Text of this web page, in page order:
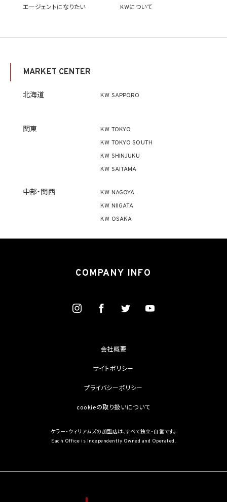
ず、利用目的の達成に必要な範囲を超えて個人情報を取り扱いません。但し、次の場合は
(1) 法令に基づく場合
(2) 人の生命、身体又は財産の保護のために必要がある場合であって、本人の同意を得
て、本人の同意を得ることが困難であるとき
行することに対して協力する必要がある場合であって、本人の同意を得ることにより当該
事務の遂行に支障を及ぼすおそれがあるとき
個人データを学術研究目的で取り扱う必要があるとき（当該個人データを取り扱う目的
ある場合を除きます。）。
4.2 当社は、違法又は不当な行為を助長し、又は誘発するおそれがある方法により個人
5. 個人情報の適正な取得
情報保護法第2条第3項に定義されるものを意味します。）を取得しません。
を学術研究目的で取得する必要があるとき（当該要配慮個人情報を取得する目的の一
部が学術研究目的である場合を含み、個人の権利利益を不当に侵害するおそれがある
保護法第57条第1項各号に掲げる者その他個人情報保護委員会規則で定める者により
(4) 本人を目視し、又は撮影することにより、その外形上明らかな要配慮個人情報を取得
(5) 第三者から要配慮個人情報の提供を受ける場合であって、当該第三者による当該提
5.3 当社は、第三者から個人情報の提供を受けるに際しては、個人情報保護委員会規則
該個人情報の提供が第4.1項各号のいずれかに該当する場合又は第8.1項各号のいずれ
かに該当する場合を除きます。
エージェントになりたい KWについて
MARKET CENTER
北海道 KW SAPPORO
関東
KW TOKYO
KW TOKYO SOUTH
KW SHINJUKU
KW SAITAMA
中部・関西
KW NAGOYA
KW NIIGATA
KW OSAKA
COMPANY INFO
会社概要
サイトポリシー
プライバシーポリシー
cookieの取り扱いについて
ケラー・ウィリアムズの加盟店は、すべて独立・自営です。
Each Office is Independently Owned and Operated.